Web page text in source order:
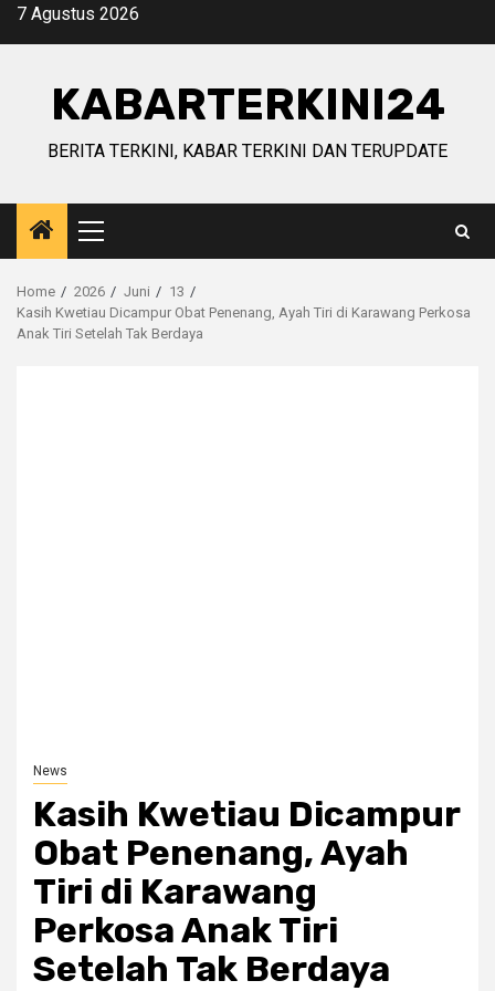
Skip7 Agustus 2026
KABARTERKINI24
BERITA TERKINI, KABAR TERKINI DAN TERUPDATE
Primary
Menu
Home 2026 Juni
13
Kasih Kwetiau Dicampur Obat Penenang, Ayah Tiri di Karawang Perkosa
Anak Tiri Setelah Tak Berdaya
News
Kasih Kwetiau Dicampur
Obat Penenang, Ayah
Tiri di Karawang
Perkosa Anak Tiri
Setelah Tak Berdaya